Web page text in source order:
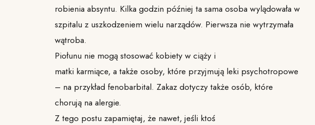
robienia absyntu. Kilka godzin później ta sama osoba wylądowała w
szpitalu z uszkodzeniem wielu narządów. Pierwsza nie wytrzymała
wątroba.
Piołunu nie mogą stosować kobiety w ciąży i
matki karmiące, a także osoby, które przyjmują leki psychotropowe
– na przykład fenobarbital. Zakaz dotyczy także osób, które
chorują na alergie.
Z tego postu zapamiętaj, że nawet, jeśli ktoś